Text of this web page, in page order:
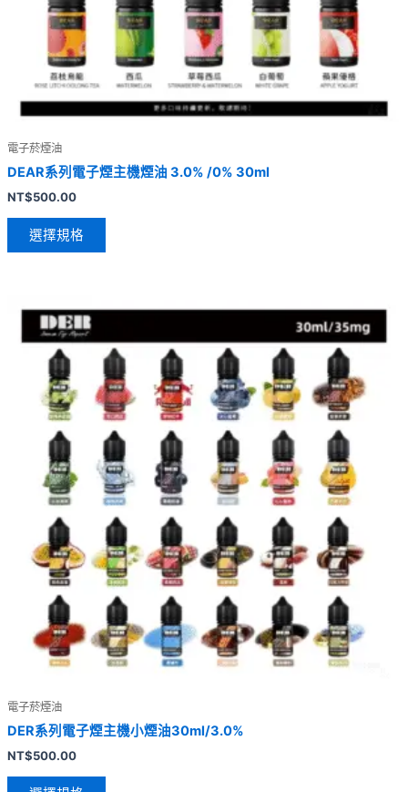
電子菸煙油
DEAR系列電子煙主機煙油 3.0% /0% 30ml
NT$500.00
選擇規格
電子菸煙油
DER系列電子煙主機小煙油30ml/3.0%
NT$500.00